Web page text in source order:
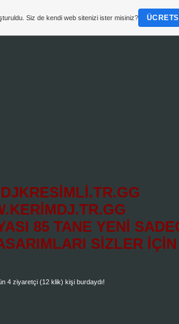
85 TANE YENİ
SİZLER İÇİN
4 ziyaretçi (12 klik) kişi burdaydı!
Siz de kendi web sitenizi ister misiniz?